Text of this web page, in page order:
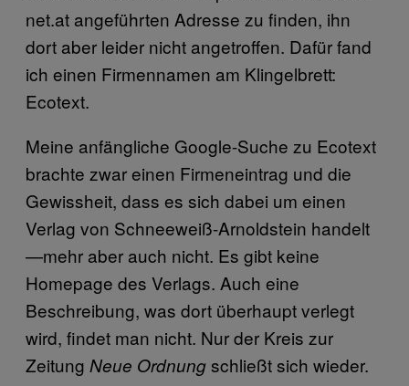
net.at angeführten Adresse zu finden, ihn
dort aber leider nicht angetroffen. Dafür fand
ich einen Firmennamen am Klingelbrett:
Ecotext.
Meine anfängliche Google-Suche zu Ecotext
brachte zwar einen Firmeneintrag und die
Gewissheit, dass es sich dabei um einen
Verlag von Schneeweiß-Arnoldstein handelt
—mehr aber auch nicht. Es gibt keine
Homepage des Verlags. Auch eine
Beschreibung, was dort überhaupt verlegt
wird, findet man nicht. Nur der Kreis zur
Zeitung Neue Ordnungschließt sich wieder.